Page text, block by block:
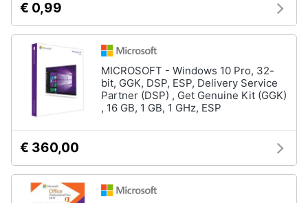
€ 0,99
MICROSOFT - Windows 10 Pro, 32-
bit, GGK, DSP, ESP, Delivery Service
Partner (DSP) , Get Genuine Kit (GGK)
, 16 GB, 1 GB, 1 GHz, ESP
€ 360,00